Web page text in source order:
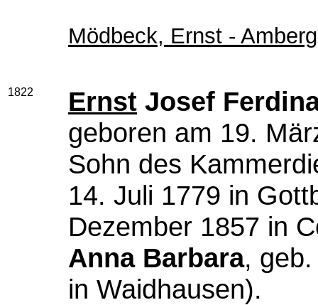
Mödbeck, Ernst - Amberg
1822 Ernst Josef
geboren am 19.
Sohn des
14. Juli 1779 in
Dezember 1857 in
Anna Barbara, geb.
in Waidhausen).